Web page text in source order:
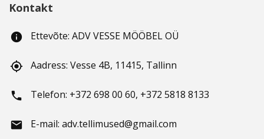
Kontakt
info Ettevõte: ADV VESSE MÖÖBEL OÜ
gps_fixed Aadress: Vesse 4B, 11415, Tallinn
phone Telefon: +372 698 00 60, +372 5818 8133
email E-mail: adv.tellimused@gmail.com